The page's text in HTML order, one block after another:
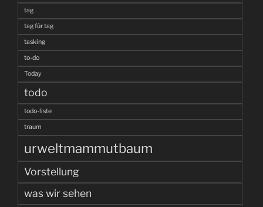
tag
tag für tag
tasking
to-do
Today
todo
todo-liste
traum
urweltmammutbaum
Vorstellung
was wir sehen